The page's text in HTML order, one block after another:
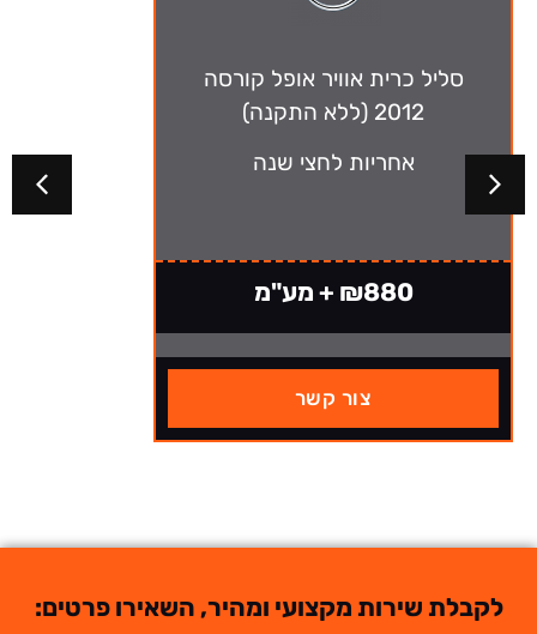
סליל כרית אוויר אופל קורסה
2012 (ללא התקנה)
אחריות לחצי שנה
₪880 + מע"מ
צור קשר
לקבלת שירות מקצועי ומהיר, השאירו פרטים: